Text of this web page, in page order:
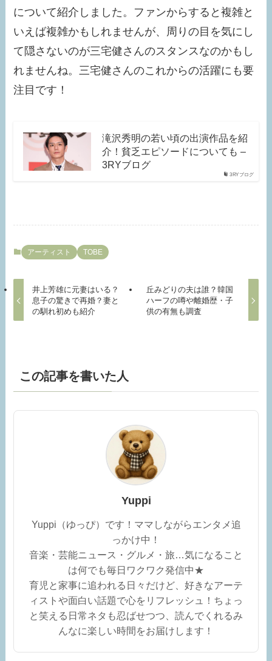
について紹介しました。ファンからすると複雑と
いえば複雑かもしれませんが、周りの目を気にし
て隠さないのが三宅健さんのスタンスなのかもし
れませんね。三宅健さんのこれからの活躍にも要
注目です！
3RYブログ
滝沢秀明の若い頃の出演作品を紹
介！貧乏エピソードについても –
3RYブログ
アーティスト TOBE
井上芳雄に元妻はいる？
息子の驚きで再婚？妻と
の馴れ初めも紹介
丘みどりの夫は誰？韓国
ハーフの噂や離婚歴・子
供の有無も調査
この記事を書いた人
Yuppi
Yuppi（ゆっぴ）です！ママしながらエンタメ追
っかけ中！
音楽・芸能ニュース・グルメ・旅…気になること
は何でも毎日ワクワク発信中★
育児と家事に追われる日々だけど、好きなアーテ
ィストや面白い話題で心をリフレッシュ！ちょっ
と笑える日常ネタも忍ばせつつ、読んでくれるみ
んなに楽しい時間をお届けします！